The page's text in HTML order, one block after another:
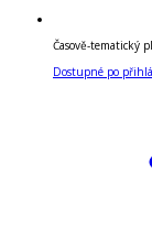
Časově-tematický
Dostupné po